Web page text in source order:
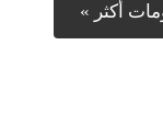
أكثر »